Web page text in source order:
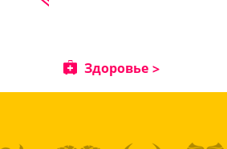
Здоровье